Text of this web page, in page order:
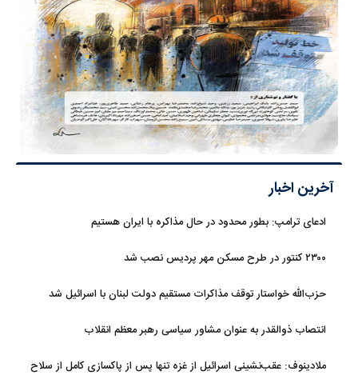
آخرین اخبار
ادعای ترامپ: بطور محدود در حال مذاکره با ایران هستیم
۲۳۰۰ کنتور در طرح مسکن مهر پردیس نصب شد
حزب‌الله خواستار توقف مذاکرات مستقیم دولت لبنان با اسرائیل شد
انتصاب ذوالقدر به عنوان مشاور سیاسی رهبر معظم انقلاب
ملادینوف: عقب‌نشینی اسرائیل از غزه تنها پس از پاکسازی کامل از سلاح